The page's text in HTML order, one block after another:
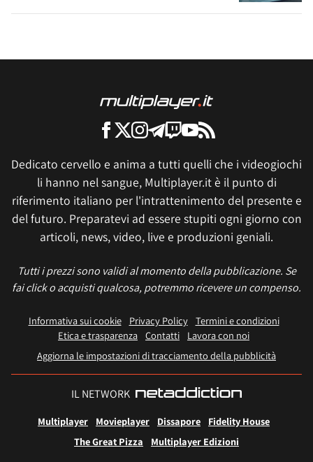
Dedicato cervello e anima a tutti quelli che i videogiochi
li hanno nel sangue, Multiplayer.it è il punto di
riferimento italiano per l'intrattenimento del presente e
del futuro. Preparatevi ad essere stupiti ogni giorno con
articoli, news, video, live e produzioni geniali.
Tutti i prezzi sono validi al momento della pubblicazione. Se
fai click o acquisti qualcosa, potremmo ricevere un compenso.
Informativa sui cookie Privacy Policy
Termini e condizioni
Etica e trasparenza Contatti
Lavora con noi
Aggiorna le impostazioni di tracciamento della pubblicità
IL NETWORK
Multiplayer Movieplayer Dissapore
Fidelity House
The Great Pizza
Multiplayer Edizioni